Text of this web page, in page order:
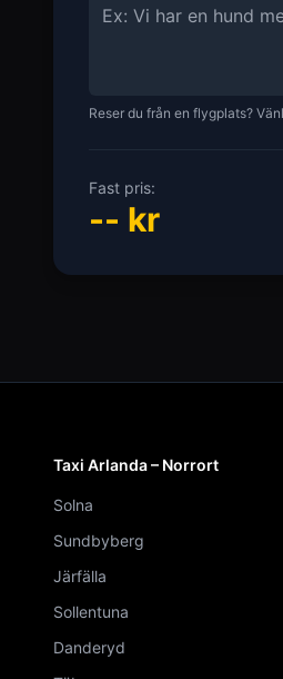
Reser du från en flygplats?
Fast pris:
-- kr
Taxi Arlanda – Norrort
Solna
Sundbyberg
Järfälla
Sollentuna
Danderyd